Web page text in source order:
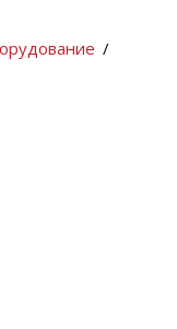
/